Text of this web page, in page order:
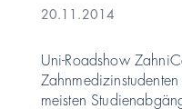
Switzerland DE
20.11.2014
Uni-Roadshow
meisten